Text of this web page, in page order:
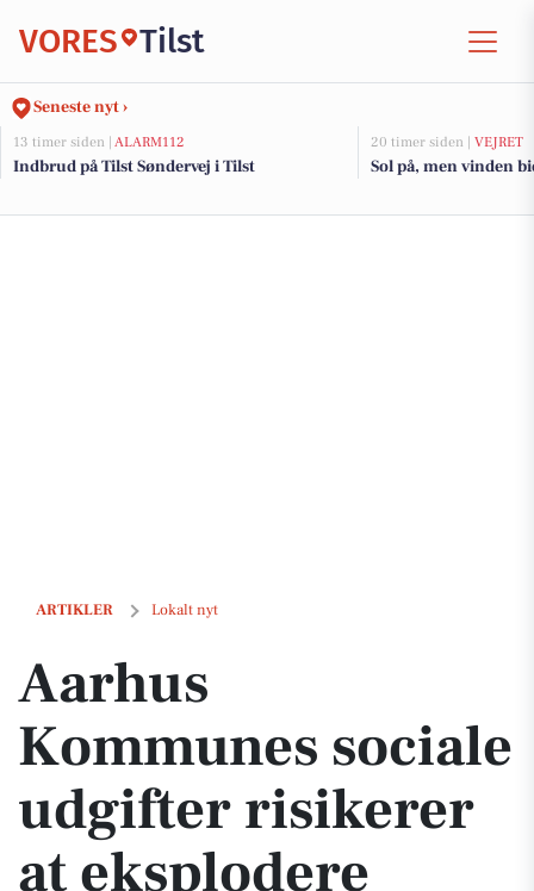
VORES Tilst
Seneste nyt ›
13 timer siden | ALARM112
Indbrud på Tilst Søndervej i Tilst
20 timer siden | VEJRET
Sol på, men vinden
ARTIKLER Lokalt nyt
Aarhus Kommunes sociale udgifter risikerer at eksplodere trods
Aarhus
Kommunes sociale
udgifter risikerer
at eksplodere